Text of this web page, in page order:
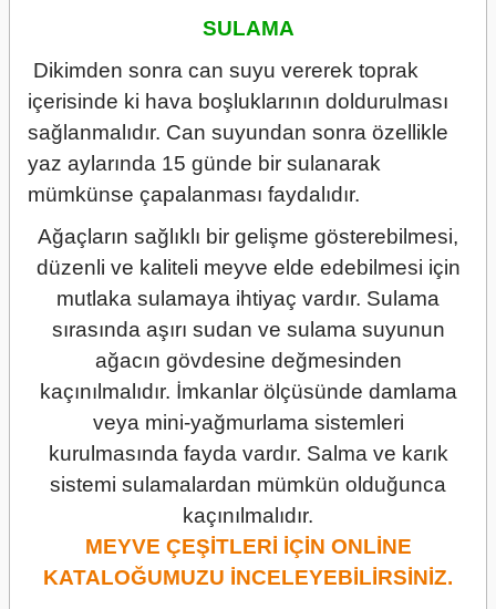
SULAMA
Dikimden sonra can suyu vererek toprak
içerisinde ki hava boşluklarının doldurulması
sağlanmalıdır. Can suyundan sonra özellikle
yaz aylarında 15 günde bir sulanarak
mümkünse çapalanması faydalıdır.
Ağaçların sağlıklı bir gelişme gösterebilmesi,
düzenli ve kaliteli meyve elde edebilmesi için
mutlaka sulamaya ihtiyaç vardır. Sulama
sırasında aşırı sudan ve sulama suyunun
ağacın gövdesine değmesinden
kaçınılmalıdır. İmkanlar ölçüsünde damlama
veya mini-yağmurlama sistemleri
kurulmasında fayda vardır. Salma ve karık
sistemi sulamalardan mümkün olduğunca
kaçınılmalıdır.
MEYVE ÇEŞİTLERİ İÇİN ONLİNE
KATALOĞUMUZU İNCELEYEBİLİRSİNİZ.